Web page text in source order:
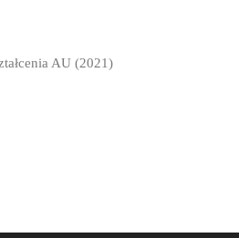
AU (2021)